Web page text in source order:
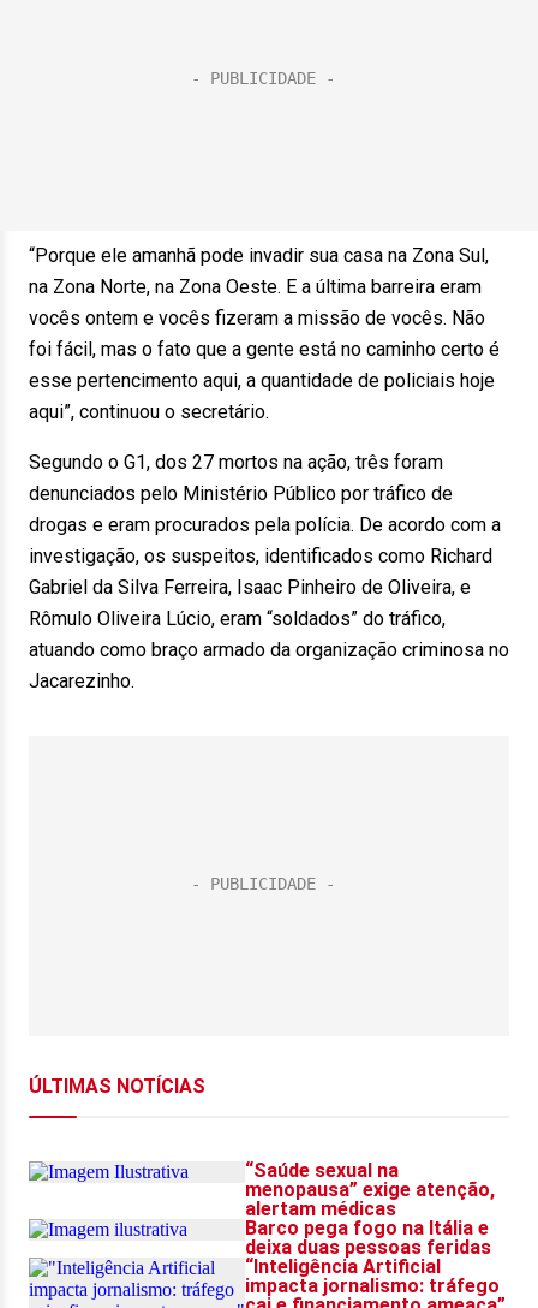
“Porque ele amanhã pode invadir sua casa na Zona Sul,
na Zona Norte, na Zona Oeste. E a última barreira eram
vocês ontem e vocês fizeram a missão de vocês. Não
foi fácil, mas o fato que a gente está no caminho certo é
esse pertencimento aqui, a quantidade de policiais hoje
aqui”, continuou o secretário.
Segundo o G1, dos 27 mortos na ação, três foram
denunciados pelo Ministério Público por tráfico de
drogas e eram procurados pela polícia. De acordo com a
investigação, os suspeitos, identificados como Richard
Gabriel da Silva Ferreira, Isaac Pinheiro de Oliveira, e
Rômulo Oliveira Lúcio, eram “soldados” do tráfico,
atuando como braço armado da organização criminosa no
Jacarezinho.